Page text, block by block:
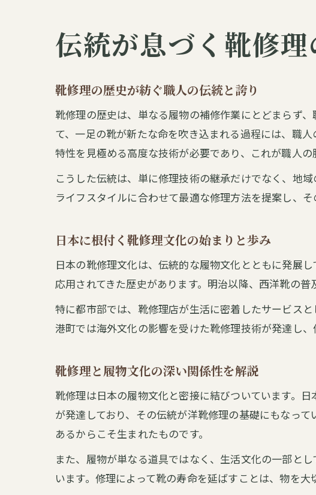
革
古
サ
ケ
伝統が息づく靴修
靴修理の歴史が紡ぐ職人の伝統と誇り
靴修理の歴史は、単なる履物の補修作業にとどまらず
て、一足の靴が新たな命を吹き込まれる過程には、職
特性を見極める高度な技術が必要であり、これが職人の
こうした伝統は、単に修理技術の継承だけでなく、地
ライフスタイルに合わせて最適な修理方法を提案し、
日本に根付く靴修理文化の始まりと歩み
日本の靴修理文化は、伝統的な履物文化とともに発展
応用されてきた歴史があります。明治以降、西洋靴の
特に都市部では、靴修理店が生活に密着したサービス
港町では海外文化の影響を受けた靴修理技術が発達し
靴修理と履物文化の深い関係性を解説
靴修理は日本の履物文化と密接に結びついています。
が発達しており、その伝統が洋靴修理の基礎にもなっ
あるからこそ生まれたものです。
また、履物が単なる道具ではなく、生活文化の一部と
います。修理によって靴の寿命を延ばすことは、物を